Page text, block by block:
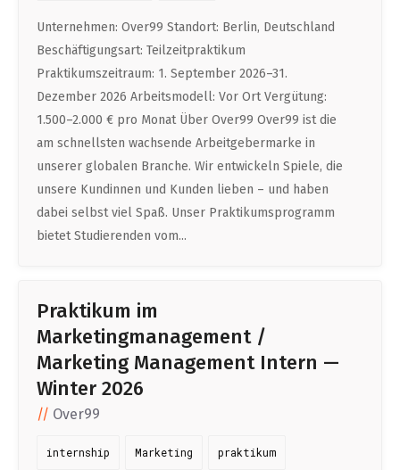
Unternehmen: Over99 Standort: Berlin, Deutschland
Beschäftigungsart: Teilzeitpraktikum
Praktikumszeitraum: 1. September 2026–31.
Dezember 2026 Arbeitsmodell: Vor Ort Vergütung:
1.500–2.000 € pro Monat Über Over99 Over99 ist die
am schnellsten wachsende Arbeitgebermarke in
unserer globalen Branche. Wir entwickeln Spiele, die
unsere Kundinnen und Kunden lieben – und haben
dabei selbst viel Spaß. Unser Praktikumsprogramm
bietet Studierenden vom...
Praktikum im
Marketingmanagement /
Marketing Management Intern —
Winter 2026
Over99
internship Marketing praktikum